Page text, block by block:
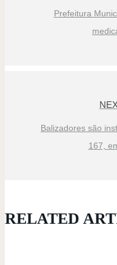
Prefeitura
Balizadores são
167,
RELATED